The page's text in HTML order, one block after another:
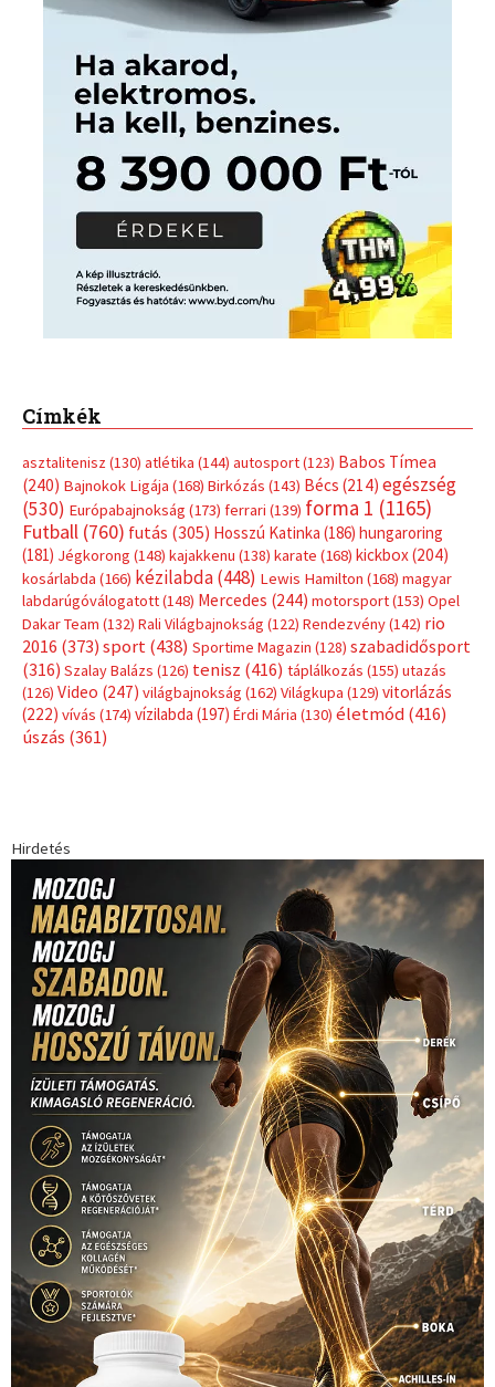
Címkék
asztalitenisz (130)atlétika(144)autosport(123)
Babos Tímea
Bajnokok Ligája(168)Birkózás(143)Bécs (214) egészség
Európabajnokság(173)ferrari forma 1(1165)
(760) futás(305) Hosszú Katinka (186)hungaroring
Jégkorong(148)kajakkenu(138) (168)kickbox(204)
kosárlabda(166)kézilabda Lewis Hamilton(168)magyar
labdarúgóválogatott(148)Mercedes(244) motorsport(153)Opel
Rendezvény (142)
2016(373)sport(438)
szabadidősport
(222) vívás(174)
úszás(361)
Hirdetés